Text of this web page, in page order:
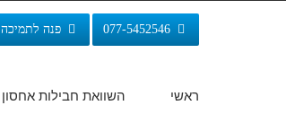
פנה לתמיכה
ראשי השוואת חבילות אחסון